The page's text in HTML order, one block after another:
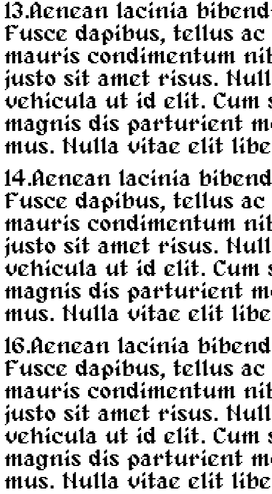
13.Aenean lacinia
Fusce dapibus, tellus
mauris condimentum
justo sit amet risus.
vehicula ut id elit. Cum
magnis dis parturient
mus. Nulla vitae elit
14.Aenean lacinia
Fusce dapibus, tellus
mauris condimentum
justo sit amet risus.
vehicula ut id elit. Cum
magnis dis parturient
mus. Nulla vitae elit
16.Aenean lacinia
Fusce dapibus, tellus
mauris condimentum
justo sit amet risus.
vehicula ut id elit. Cum
magnis dis parturient
mus. Nulla vitae elit